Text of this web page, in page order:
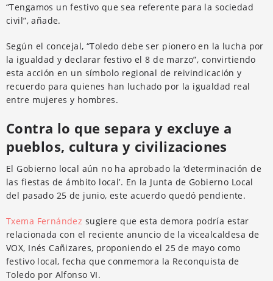
“Tengamos un festivo que sea referente para la sociedad
civil”, añade.
Según el concejal, “Toledo debe ser pionero en la lucha por
la igualdad y declarar festivo el 8 de marzo”, convirtiendo
esta acción en un símbolo regional de reivindicación y
recuerdo para quienes han luchado por la igualdad real
entre mujeres y hombres.
Contra lo que separa y excluye a
pueblos, cultura y civilizaciones
El Gobierno local aún no ha aprobado la ‘determinación de
las fiestas de ámbito local’. En la Junta de Gobierno Local
del pasado 25 de junio, este acuerdo quedó pendiente.
Txema Fernández sugiere que esta demora podría estar
relacionada con el reciente anuncio de la vicealcaldesa de
VOX, Inés Cañizares, proponiendo el 25 de mayo como
festivo local, fecha que conmemora la Reconquista de
Toledo por Alfonso VI.